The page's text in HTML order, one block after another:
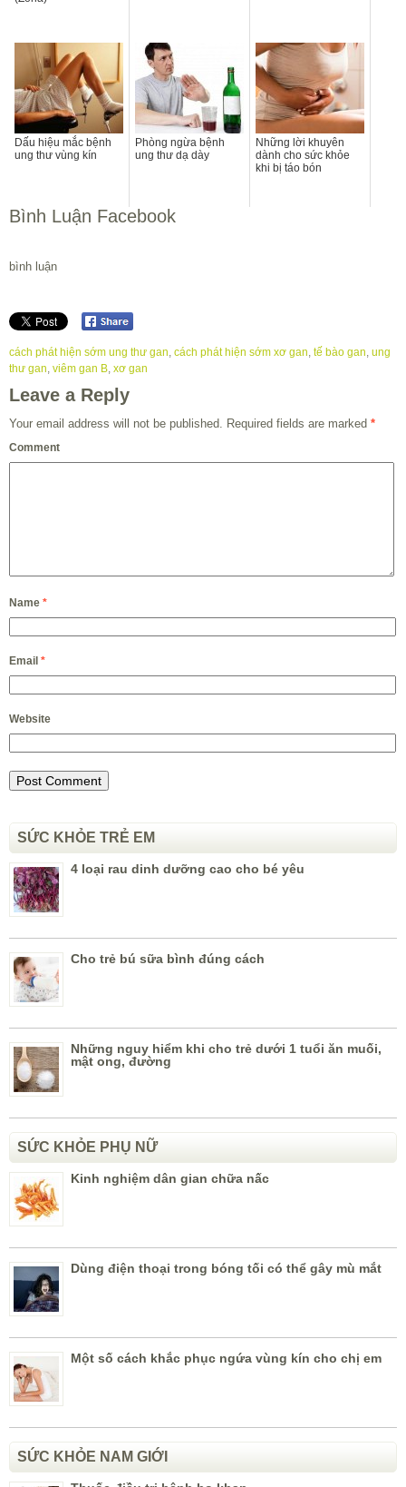
Dấu hiệu mắc bệnh
ung thư vùng kín
Phòng ngừa bệnh
ung thư dạ dày
Những lời khuyên
dành cho sức khỏe
khi bị táo bón
Bình Luận Facebook
bình luận
cách phát hiện sớm ung thư gan, cách phát hiện sớm xơ gan, tế bào gan, ung
thư gan, viêm gan B, xơ gan
Leave a Reply
Your email address will not be published. Required fields are marked *
Comment
Name *
Email *
Website
SỨC KHỎE TRẺ EM
4 loại rau dinh dưỡng cao cho bé yêu
Cho trẻ bú sữa bình đúng cách
Những nguy hiểm khi cho trẻ dưới 1 tuổi ăn muối,
mật ong, đường
SỨC KHỎE PHỤ NỮ
Kinh nghiệm dân gian chữa nấc
Dùng điện thoại trong bóng tối có thể gây mù mắt
Một số cách khắc phục ngứa vùng kín cho chị em
SỨC KHỎE NAM GIỚI